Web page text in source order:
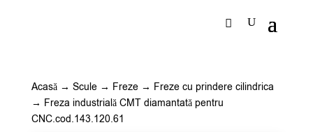
Acasă→ Scule→ Freze→ Freze cu prindere cilindrica
→ Freza industrială CMT diamantată pentru
CNC.cod.143.120.61